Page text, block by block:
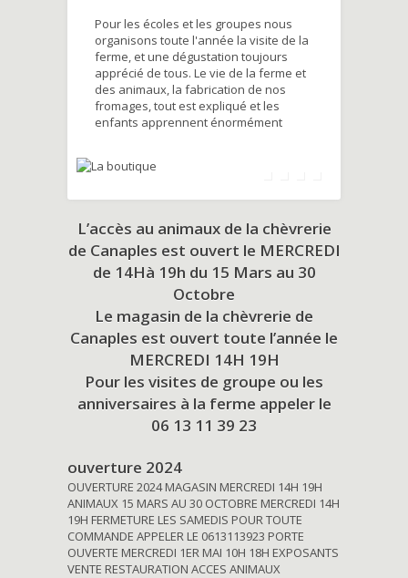
Pour les écoles et les groupes nous
organisons toute l'année la visite de la
ferme, et une dégustation toujours
apprécié de tous. Le vie de la ferme et
des animaux, la fabrication de nos
fromages, tout est expliqué et les
enfants apprennent énormément
L’accès au animaux de la chèvrerie
de Canaples est ouvert le MERCREDI
de 14Hà 19h du 15 Mars au 30
Octobre
Le magasin de la chèvrerie de
Canaples est ouvert toute l’année le
MERCREDI 14H 19H
Pour les visites de groupe ou les
anniversaires à la ferme appeler le
06 13 11 39 23
ouverture 2024
OUVERTURE 2024 MAGASIN MERCREDI 14H 19H
ANIMAUX 15 MARS AU 30 OCTOBRE MERCREDI 14H
19H FERMETURE LES SAMEDIS POUR TOUTE
COMMANDE APPELER LE 0613113923 PORTE
OUVERTE MERCREDI 1ER MAI 10H 18H EXPOSANTS
VENTE RESTAURATION ACCES ANIMAUX